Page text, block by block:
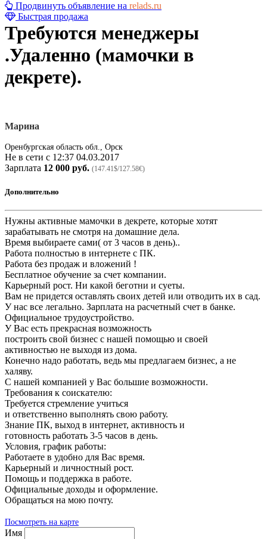
Продвинуть объявление на relads.ru
Быстрая продажа
Требуются менеджеры
.Удаленно (мамочки в
декрете).
Марина
Оренбургская область обл., Орск
Не в сети с 12:37 04.03.2017
Зарплата 12 000 руб. (147.41$/127.58€)
Дополнительно
Нужны активные мамочки в декрете, которые хотят
зарабатывать не смотря на домашние дела.
Время выбираете сами( от 3 часов в день)..
Работа полностью в интернете с ПК.
Работа без продаж и вложений !
Бесплатное обучение за счет компании.
Карьерный рост. Ни какой беготни и суеты.
Вам не придется оставлять своих детей или отводить их в сад.
У нас все легально. Зарплата на расчетный счет в банке.
Официальное трудоустройство.
У Вас есть прекрасная возможность
построить свой бизнес с нашей помощью и своей
активностью не выходя из дома.
Конечно надо работать, ведь мы предлагаем бизнес, а не
халяву.
С нашей компанией у Вас большие возможности.
Требования к соискателю:
Требуется стремление учиться
и ответственно выполнять свою работу.
Знание ПК, выход в интернет, активность и
готовность работать 3-5 часов в день.
Условия, график работы:
Работаете в удобно для Вас время.
Карьерный и личностный рост.
Помощь и поддержка в работе.
Официальные доходы и оформление.
Обращаться на мою почту.
Посмотреть на карте
Имя